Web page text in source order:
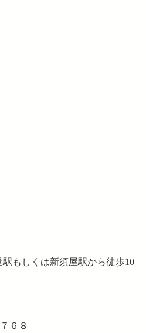
もしくは新須屋駅から徒歩10
６８